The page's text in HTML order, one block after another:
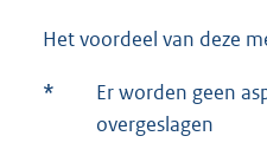
Het voordeel van deze
*
Er worden geen
overgeslagen